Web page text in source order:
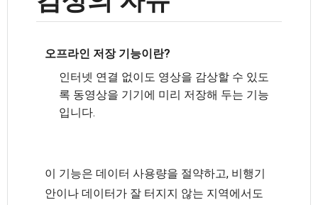
오프라인 저장 기능이란?
인터넷 연결 없이도 영상을 감상할 수 있도
록 동영상을 기기에 미리 저장해 두는 기능
입니다.
이 기능은 데이터 사용량을 절약하고, 비행기
안이나 데이터가 잘 터지지 않는 지역에서도